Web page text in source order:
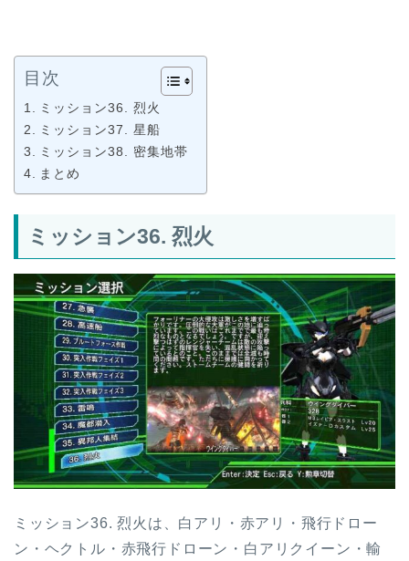
目次
ミッション36. 烈火
ミッション37. 星船
ミッション38. 密集地帯
まとめ
ミッション36. 烈火
ミッション36. 烈火は、白アリ・赤アリ・飛行ドロー
ン・ヘクトル・赤飛行ドローン・白アリクイーン・輸